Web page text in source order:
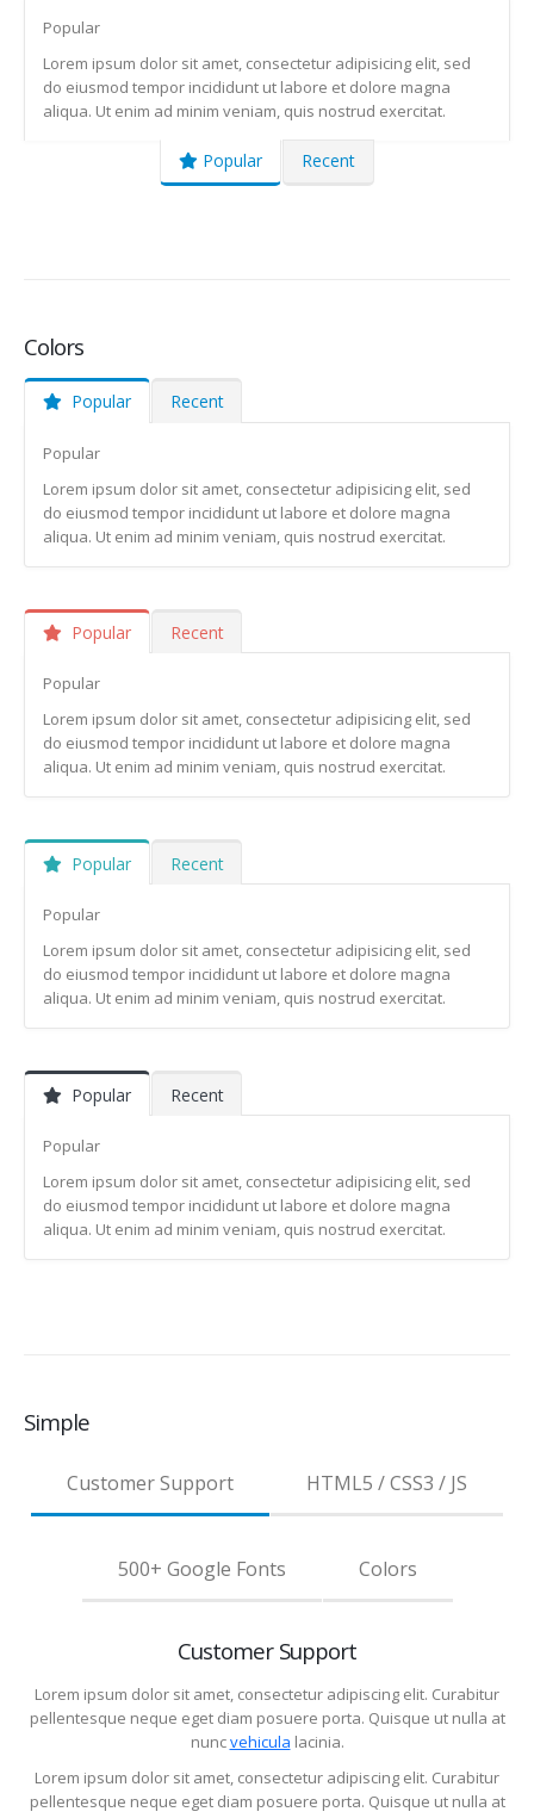
Popular
Lorem ipsum dolor sit amet, consectetur adipisicing elit, sed
do eiusmod tempor incididunt ut labore et dolore magna
aliqua. Ut enim ad minim veniam, quis nostrud exercitat.
Popular Recent
Colors
Popular Recent
Popular
Lorem ipsum dolor sit amet, consectetur adipisicing elit, sed
do eiusmod tempor incididunt ut labore et dolore magna
aliqua. Ut enim ad minim veniam, quis nostrud exercitat.
Popular Recent
Popular
Lorem ipsum dolor sit amet, consectetur adipisicing elit, sed
do eiusmod tempor incididunt ut labore et dolore magna
aliqua. Ut enim ad minim veniam, quis nostrud exercitat.
Popular Recent
Popular
Lorem ipsum dolor sit amet, consectetur adipisicing elit, sed
do eiusmod tempor incididunt ut labore et dolore magna
aliqua. Ut enim ad minim veniam, quis nostrud exercitat.
Popular Recent
Popular
Lorem ipsum dolor sit amet, consectetur adipisicing elit, sed
do eiusmod tempor incididunt ut labore et dolore magna
aliqua. Ut enim ad minim veniam, quis nostrud exercitat.
Simple
Customer Support HTML5 / CSS3 / JS
500+ Google Fonts Colors
Customer Support
Lorem ipsum dolor sit amet, consectetur adipiscing elit. Curabitur
pellentesque neque eget diam posuere porta. Quisque ut nulla at
nuncvehicula lacinia.
Lorem ipsum dolor sit amet, consectetur adipiscing elit. Curabitur
pellentesque neque eget diam posuere porta. Quisque ut nulla at